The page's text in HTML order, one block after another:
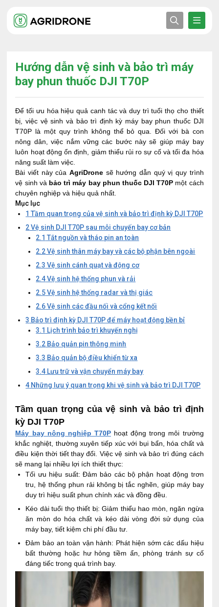
Hướng dẫn vệ sinh và bảo trì máy
bay phun thuốc DJI T70P
Để tối ưu hóa hiệu quả canh tác và duy trì tuổi thọ cho thiết
bị, việc vệ sinh và bảo trì định kỳ máy bay phun thuốc DJI
T70P là một quy trình không thể bỏ qua. Đối với bà con
nông dân, việc nắm vững các bước này sẽ giúp máy bay
luôn hoạt động ổn định, giảm thiểu rủi ro sự cố và tối đa hóa
năng suất làm việc.
Bài viết này củaAgriDrone sẽ hướng dẫn quý vị quy trình
vệ sinh và bảo trì máy bay phun thuốc DJI T70P một cách
chuyên nghiệp và hiệu quả nhất.
Mục lục
1 Tầm quan trọng của vệ sinh và bảo trì định kỳ DJI T70P
2Vệ sinh DJI T70P sau mỗi chuyến bay cơ bản
2.1 Tắt nguồn và tháo pin an toàn
2.2Vệ sinh thân máy bay và các bộ phận bên ngoài
2.3 Vệ sinh cánh quạt và động cơ
2.4Vệ sinh hệ thống phun và rải
2.5Vệ sinh hệ thống radar và thị giác
2.6Vệ sinh các đầu nối và cổng kết nối
3 Bảo trì định kỳ DJI T70P để máy hoạt động bền bỉ
3.1 Lịch trình bảo trì khuyến nghị
3.2 Bảo quản pin thông minh
3.3 Bảo quản bộ điều khiển từ xa
3.4 Lưu trữ và vận chuyển máy bay
4 Những lưu ý quan trọng khi vệ sinh và bảo trì DJI T70P
Tầm quan trọng của vệ sinh và bảo trì định
kỳ DJI T70P
Máy bay nông nghiệp T70Phoạt động trong môi trường
khắc nghiệt, thường xuyên tiếp xúc với bụi bẩn, hóa chất và
điều kiện thời tiết thay đổi. Việc vệ sinh và bảo trì đúng cách
sẽ mang lại nhiều lợi ích thiết thực:
Tối ưu hiệu suất: Đảm bảo các bộ phận hoạt động trơn
tru, hệ thống phun rải không bị tắc nghẽn, giúp máy bay
duy trì hiệu suất phun chính xác và đồng đều.
Kéo dài tuổi thọ thiết bị: Giảm thiểu hao mòn, ngăn ngừa
ăn mòn do hóa chất và kéo dài vòng đời sử dụng của
máy bay, tiết kiệm chi phí đầu tư.
Đảm bảo an toàn vận hành: Phát hiện sớm các dấu hiệu
bất thường hoặc hư hỏng tiềm ẩn, phòng tránh sự cố
đáng tiếc trong quá trình bay.